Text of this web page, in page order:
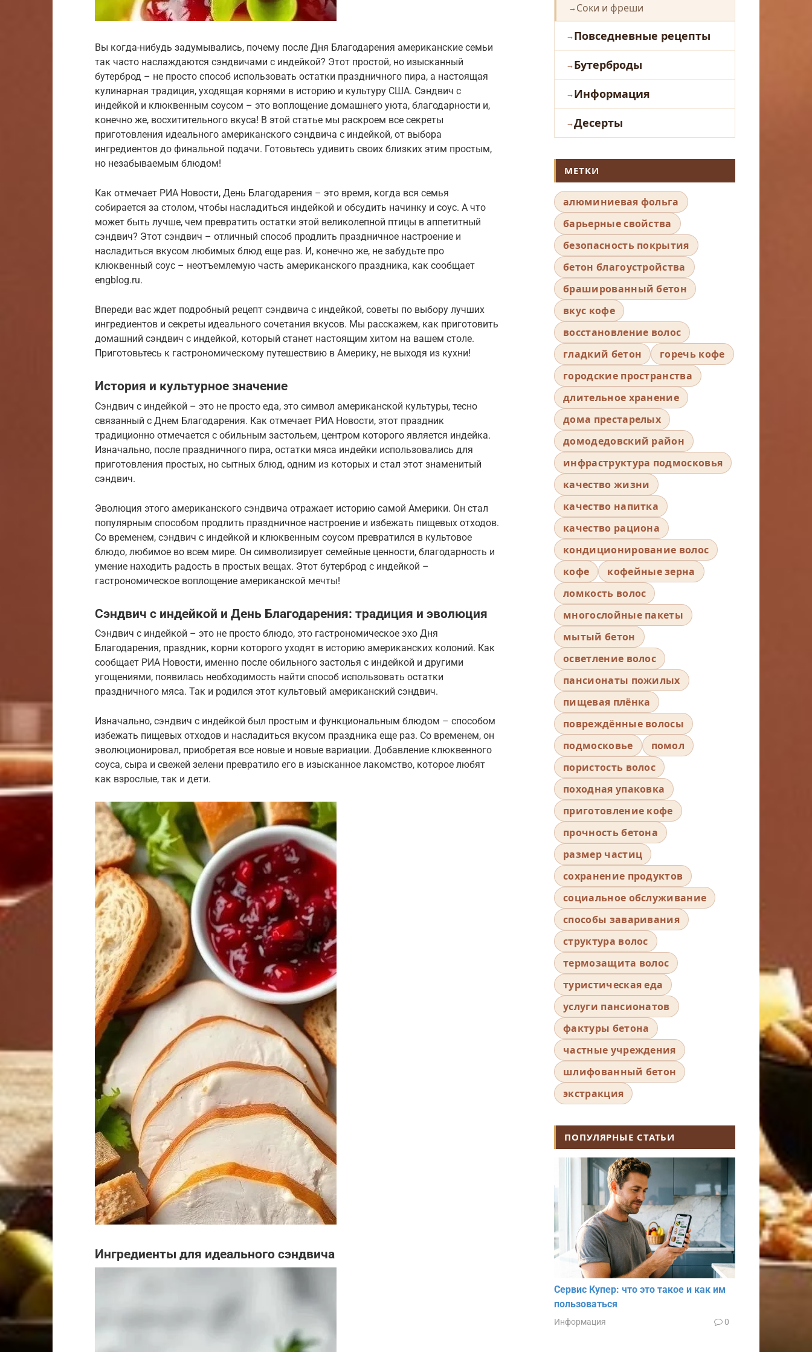
Вы когда-нибудь задумывались, почему после Дня Благодарения американские семьи
так часто наслаждаются сэндвичами с индейкой? Этот простой, но изысканный
бутерброд – не просто способ использовать остатки праздничного пира, а настоящая
кулинарная традиция, уходящая корнями в историю и культуру США. Сэндвич с
индейкой и клюквенным соусом – это воплощение домашнего уюта, благодарности и,
конечно же, восхитительного вкуса! В этой статье мы раскроем все секреты
приготовления идеального американского сэндвича с индейкой, от выбора
ингредиентов до финальной подачи. Готовьтесь удивить своих близких этим простым,
но незабываемым блюдом!
Как отмечает РИА Новости, День Благодарения – это время, когда вся семья
собирается за столом, чтобы насладиться индейкой и обсудить начинку и соус. А что
может быть лучше, чем превратить остатки этой великолепной птицы в аппетитный
сэндвич? Этот сэндвич – отличный способ продлить праздничное настроение и
насладиться вкусом любимых блюд еще раз. И, конечно же, не забудьте про
клюквенный соус – неотъемлемую часть американского праздника, как сообщает
engblog.ru.
Впереди вас ждет подробный рецепт сэндвича с индейкой, советы по выбору лучших
ингредиентов и секреты идеального сочетания вкусов. Мы расскажем, как приготовить
домашний сэндвич с индейкой, который станет настоящим хитом на вашем столе.
Приготовьтесь к гастрономическому путешествию в Америку, не выходя из кухни!
История и культурное значение
Сэндвич с индейкой – это не просто еда, это символ американской культуры, тесно
связанный с Днем Благодарения. Как отмечает РИА Новости, этот праздник
традиционно отмечается с обильным застольем, центром которого является индейка.
Изначально, после праздничного пира, остатки мяса индейки использовались для
приготовления простых, но сытных блюд, одним из которых и стал этот знаменитый
сэндвич.
Эволюция этого американского сэндвича отражает историю самой Америки. Он стал
популярным способом продлить праздничное настроение и избежать пищевых отходов.
Со временем, сэндвич с индейкой и клюквенным соусом превратился в культовое
блюдо, любимое во всем мире. Он символизирует семейные ценности, благодарность и
умение находить радость в простых вещах. Этот бутерброд с индейкой –
гастрономическое воплощение американской мечты!
Сэндвич с индейкой и День Благодарения: традиция и эволюция
Сэндвич с индейкой – это не просто блюдо, это гастрономическое эхо Дня
Благодарения, праздник, корни которого уходят в историю американских колоний. Как
сообщает РИА Новости, именно после обильного застолья с индейкой и другими
угощениями, появилась необходимость найти способ использовать остатки
праздничного мяса. Так и родился этот культовый американский сэндвич.
Изначально, сэндвич с индейкой был простым и функциональным блюдом – способом
избежать пищевых отходов и насладиться вкусом праздника еще раз. Со временем, он
эволюционировал, приобретая все новые и новые вариации. Добавление клюквенного
соуса, сыра и свежей зелени превратило его в изысканное лакомство, которое любят
как взрослые, так и дети.
Ингредиенты для идеального сэндвича
Соки и фреши
Повседневные рецепты
Бутерброды
Информация
Десерты
МЕТКИ
алюминиевая фольга
барьерные свойства
безопасность покрытия
бетон благоустройства
брашированный бетон
вкус кофе
восстановление волос
гладкий бетон
горечь кофе
городские пространства
длительное хранение
дома престарелых
домодедовский район
инфраструктура подмосковья
качество жизни
качество напитка
качество рациона
кондиционирование волос
кофе
кофейные зерна
ломкость волос
многослойные пакеты
мытый бетон
осветление волос
пансионаты пожилых
пищевая плёнка
повреждённые волосы
подмосковье
помол
пористость волос
походная упаковка
приготовление кофе
прочность бетона
размер частиц
сохранение продуктов
социальное обслуживание
способы заваривания
структура волос
термозащита волос
туристическая еда
услуги пансионатов
фактуры бетона
частные учреждения
шлифованный бетон
экстракция
ПОПУЛЯРНЫЕ СТАТЬИ
Сервис Купер: что это такое и как им
пользоваться
Информация 0